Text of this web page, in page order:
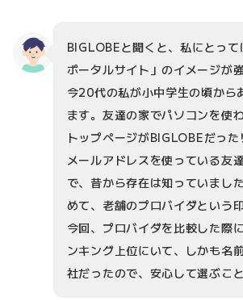
BIGLOBEと聞くと、私にとっ
ポータルサイト」のイメージが強
今20代の私が小中学生の頃から
ます。友達の家でパソコンを使
トップページがBIGLOBEだっ
メールアドレスを使っている友
で、昔から存在は知っていまし
めて、老舗のプロバイダという印
今回、プロバイダを比較した際
ンキング上位にいて、しかも名
社だったので、安心して選ぶこ